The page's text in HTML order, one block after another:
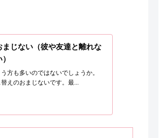
じない（彼や友達と離れな
方も多いのではないでしょうか。
えのおまじないです。最...